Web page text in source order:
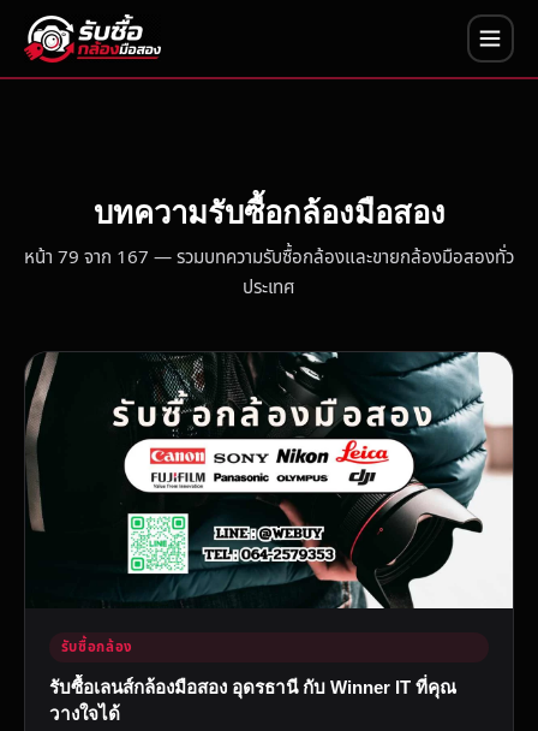
บทความรับซื้อกล้องมือสอง
หน้า 79 จาก 167 — รวมบทความรับซื้อกล้องและขายกล้องมือสองทั่ว
ประเทศ
รับซื้อกล้อง
รับซื้อเลนส์กล้องมือสอง อุดรธานี กับ Winner IT ที่คุณ
วางใจได้